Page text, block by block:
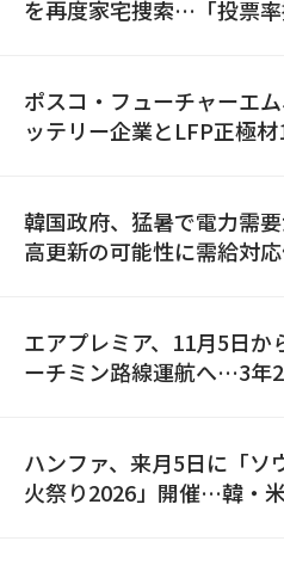
を再度家宅捜索…「投票
ポスコ・フューチャーエ
ッテリー企業とLFP正極
韓国政府、猛暑で電力需
高更新の可能性に需給対
エアプレミア、11月5日か
ーチミン路線運航へ…3年
ハンファ、来月5日に「ソ
火祭り2026」開催…韓・